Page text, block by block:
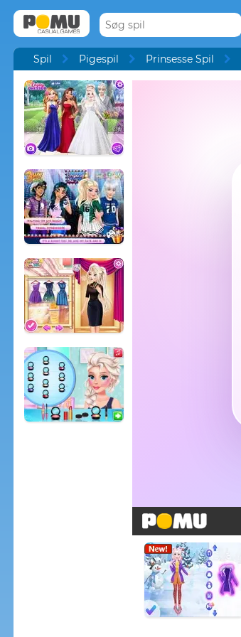
Spil Pigespil Prinsesse Spil